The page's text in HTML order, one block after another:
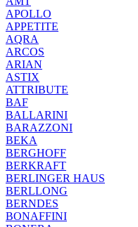
APOLLO
APPETITE
AQRA
ARCOS
ARIAN
ASTIX
ATTRIBUTE
BAF
BALLARINI
BARAZZONI
BEKA
BERGHOFF
BERKRAFT
BERLINGER HAUS
BERLLONG
BERNDES
BONAFFINI